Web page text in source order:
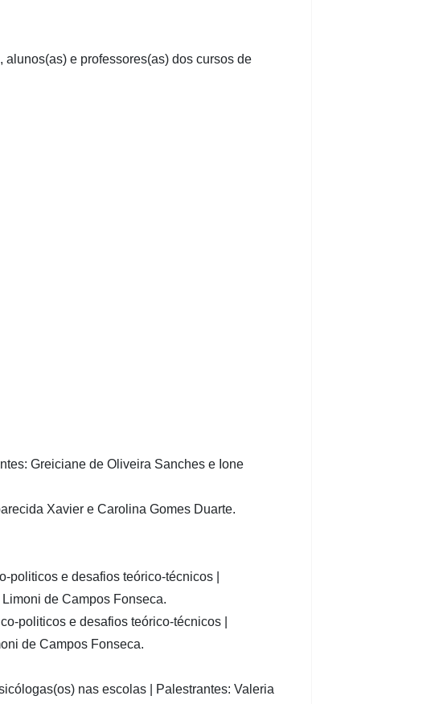
e professores(as) dos cursos de
Greiciane de Oliveira Sanches e Ione
Xavier e Carolina Gomes Duarte.
e desafios teórico-técnicos |
de Campos Fonseca.
politicos e desafios teórico-técnicos |
de Campos Fonseca.
nas escolas | Palestrantes: Valeria